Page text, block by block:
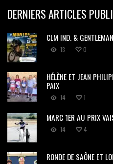
DERNIERS ARTICLES
CLM IND. &
13 0
HÉLÈNE ET JEAN
PAIX
14 1
MARC 1ER AU PRIX
14 4
RONDE DE SAÔNE ET